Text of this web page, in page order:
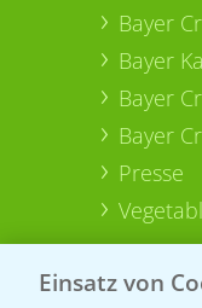
Bayer
Bayer
Bayer
Bayer
Presse
Einsatz von